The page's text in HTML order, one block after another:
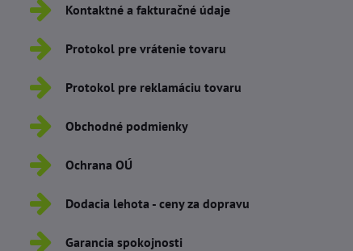
Kontaktné a fakturačné údaje
Protokol pre vrátenie tovaru
Protokol pre reklamáciu tovaru
Obchodné podmienky
Ochrana OÚ
Dodacia lehota - ceny za dopravu
Garancia spokojnosti